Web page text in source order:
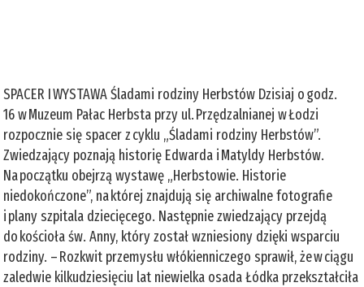
SPACER I WYSTAWA Śladami rodziny Herbstów Dzisiaj o godz.
16 w Muzeum Pałac Herbsta przy ul. Przędzalnianej w Łodzi
rozpocznie się spacer z cyklu „Śladami rodziny Herbstów”.
Zwiedzający poznają historię Edwarda i Matyldy Herbstów.
Na początku obejrzą wystawę „Herbstowie. Historie
niedokończone”, na której znajdują się archiwalne fotografie
i plany szpitala dziecięcego. Następnie zwiedzający przejdą
do kościoła św. Anny, który został wzniesiony dzięki wsparciu
rodziny. – Rozkwit przemysłu włókienniczego sprawił, że w ciągu
zaledwie kilkudziesięciu lat niewielka osada Łódka przekształciła